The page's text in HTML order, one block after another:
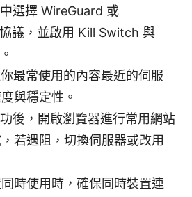
選擇 WireGuard 或
議，並啟用 Kill Switch 與
最常使用的內容最近的伺服
與穩定性。
後，開啟瀏覽器進行常用網站
若遇阻，切換伺服器或改用
時使用時，確保同時裝置連